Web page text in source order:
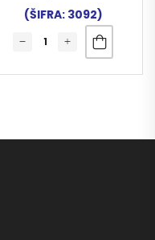
(ŠIFRA: 3092)